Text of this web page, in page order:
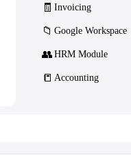
🧾 Invoicing
📁 Google Workspace
👥 HRM Module
📒 Accounting